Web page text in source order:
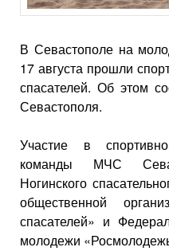
В Севастополе на
17 августа прошли
спасателей. Об этом
Севастополя.
Участие в
команды МЧС
Ногинского
общественной
спасателей» и
молодежи